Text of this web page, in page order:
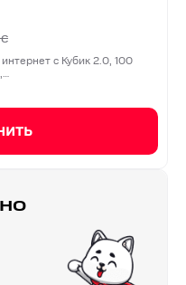
с Кубик 2.0, 100